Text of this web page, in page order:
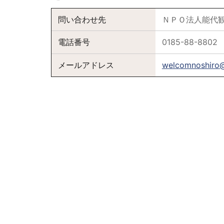
問い合わせ先 ＮＰＯ法人能代
電話番号 0185-88-8802
メールアドレス